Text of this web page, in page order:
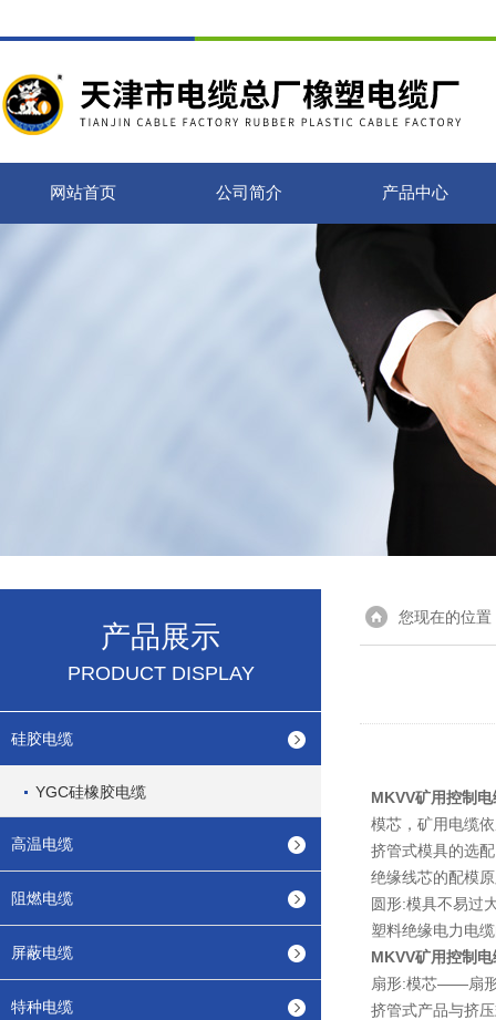
网站首页 公司简介 产品中心
产品展示
PRODUCT DISPLAY
硅胶电缆
YGC硅橡胶电缆
高温电缆
阻燃电缆
屏蔽电缆
特种电缆
您现在的位置
MKVV矿用控制电
模芯，矿用电缆
挤管式模具的选
绝缘线芯的配模
圆形:模具不易过
塑料绝缘电力电
MKVV矿用控制电
扇形:模芯——扇
挤管式产品与挤